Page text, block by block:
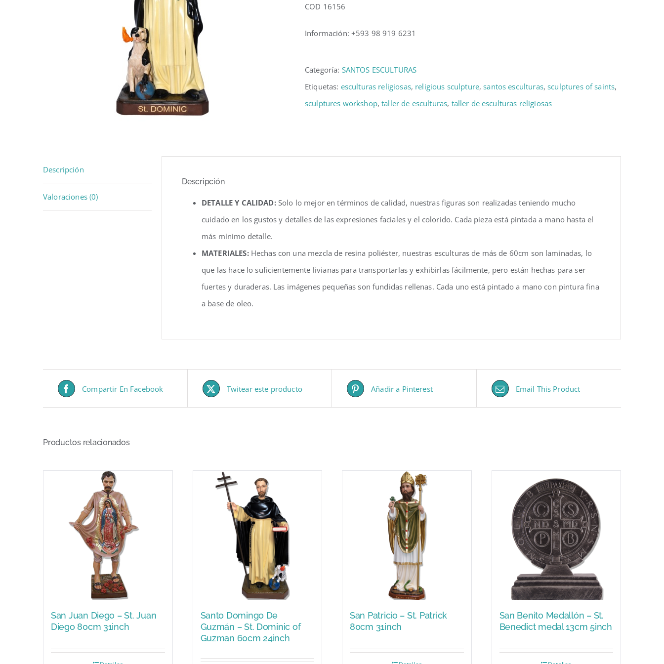
COD 16156
Información: +593 98 919 6231
Categoría: SANTOS ESCULTURAS
Etiquetas: esculturas religiosas, religious sculpture,santos esculturas,sculptures of saints,
sculptures workshop,taller de esculturas, taller de esculturas religiosas
Descripción
Valoraciones (0)
Descripción
DETALLE Y CALIDAD: Solo lo mejor en términos de calidad, nuestras figuras son realizadas teniendo mucho
cuidado en los gustos y detalles de las expresiones faciales y el colorido. Cada pieza está pintada a mano hasta el
más mínimo detalle.
MATERIALES: Hechas con una mezcla de resina poliéster, nuestras esculturas de más de 60cm son laminadas, lo
que las hace lo suficientemente livianas para transportarlas y exhibirlas fácilmente, pero están hechas para ser
fuertes y duraderas. Las imágenes pequeñas son fundidas rellenas. Cada uno está pintado a mano con pintura fina
a base de oleo.
Compartir En Facebook Twitear este producto Añadir a Pinterest Email This Product
Productos relacionados
San Juan Diego – St. Juan
Diego 80cm 31inch
Santo Domingo De
Guzmán – St. Dominic of
Guzman 60cm 24inch
San Patricio – St. Patrick
80cm 31inch
San Benito Medallón – St.
Benedict medal 13cm 5inch